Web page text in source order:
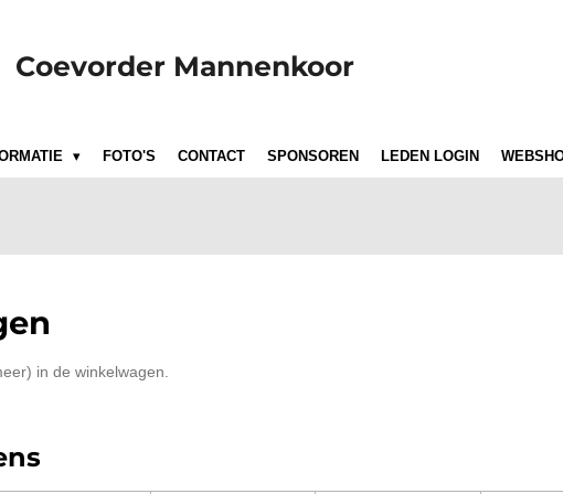
Coevorder Mannenkoor
FOTO'S CONTACT SPONSOREN LEDEN LOGIN
in de winkelwagen.